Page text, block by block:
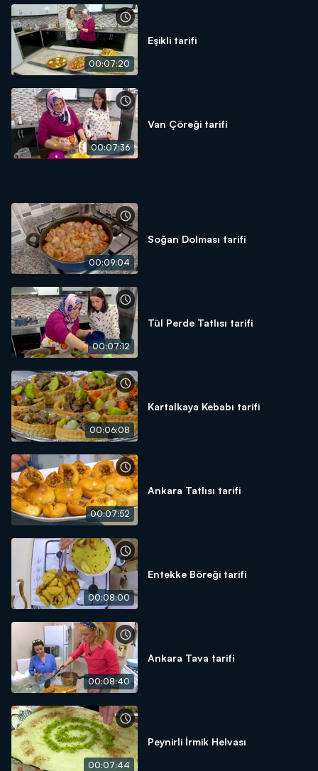
00:07:20
Eşikli tarifi
00:07:36
Van Çöreği tarifi
00:09:04
Soğan Dolması tarifi
00:07:12
Tül Perde Tatlısı tarifi
00:06:08
Kartalkaya Kebabı tarifi
00:07:52
Ankara Tatlısı tarifi
00:08:00
Entekke Böreği tarifi
00:08:40
Ankara Tava tarifi
00:07:44
Peynirli İrmik Helvası